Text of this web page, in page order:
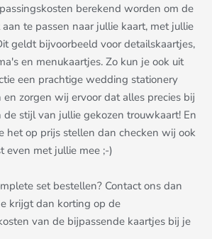
berekend worden om de
te passen naar jullie kaart, met jullie
geldt bijvoorbeeld voor detailskaartjes,
en menukaartjes. Zo kun je ook uit
een prachtige wedding stationery
en zorgen wij ervoor dat alles precies bij
de stijl van jullie gekozen trouwkaart! En
het op prijs stellen dan checken wij ook
even met jullie mee ;-)
set bestellen? Contact ons dan
krijgt dan korting op de
van de bijpassende kaartjes bij je